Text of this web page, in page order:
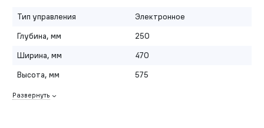
Тип управления
Электронное
Глубина, мм
250
Ширина, мм
470
Высота, мм
575
Развернуть